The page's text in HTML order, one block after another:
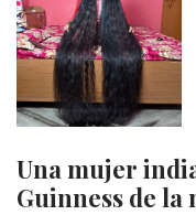
Una mujer
Guinness de